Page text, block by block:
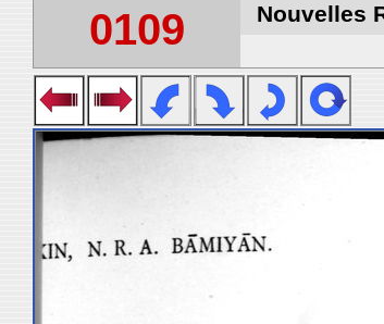
0109 Nouvelles